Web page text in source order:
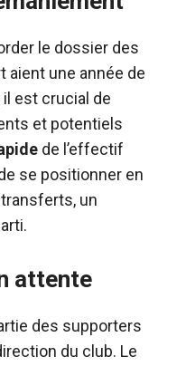
le dossier des
aient une année de
est crucial de
et potentiels
de l’effectif
se positionner en
un
attente
des supporters
du club. Le